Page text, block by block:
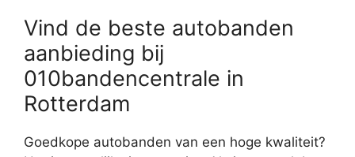
Vind de beste autobanden
aanbieding bij
010bandencentrale in
Rotterdam
Goedkope autobanden van een hoge kwaliteit?